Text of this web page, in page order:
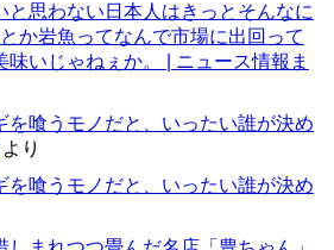
と思わない日本人はきっとそんなに
か岩魚ってなんで市場に出回って
味いじゃねぇか。 | ニュース情報ま
を喰うモノだと、いったい誰が決め
り
を喰うモノだと、いったい誰が決め